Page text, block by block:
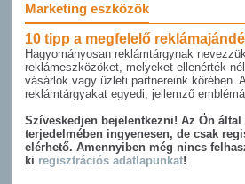
Marketing eszközök
10 tipp a megfelelő
Hagyományosan reklámtárgynak
reklámeszközöket, melyeket ellenérték
vásárlók vagy üzleti partnereink körében.
reklámtárgyakat egyedi, jellemző
Szíveskedjen bejelentkezni! Az Ön
terjedelmében ingyenesen, de csak
elérhető. Amennyiben még nincs
ki regisztrációs adatlapunkat!